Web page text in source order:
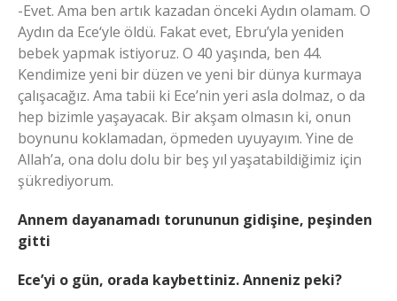
-Evet. Ama ben artık kazadan önceki Aydın olamam. O
Aydın da Ece‘yle öldü. Fakat evet, Ebru’yla yeniden
bebek yapmak istiyoruz. O 40 yaşında, ben 44.
Kendimize yeni bir düzen ve yeni bir dünya kurmaya
çalışacağız. Ama tabii ki Ece’nin yeri asla dolmaz, o da
hep bizimle yaşayacak. Bir akşam olmasın ki, onun
boynunu koklamadan, öpmeden uyuyayım. Yine de
Allah’a, ona dolu dolu bir beş yıl yaşatabildiğimiz için
şükrediyorum.
Annem dayanamadı torununun gidişine, peşinden
gitti
Ece’yi o gün, orada kaybettiniz. Anneniz peki?